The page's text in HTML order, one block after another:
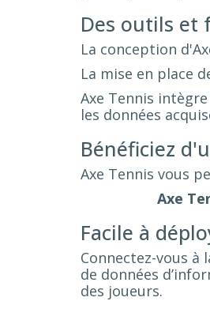
Des outils et
La conception
La mise en place
Axe Tennis
les données
Bénéficiez
Axe Tennis vous
Axe
Facile à
Connectez-vous
de données
des joueurs.